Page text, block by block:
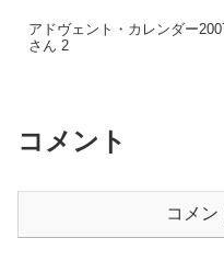
アドヴェント・カレンダー
さん 2
コメント
コメン